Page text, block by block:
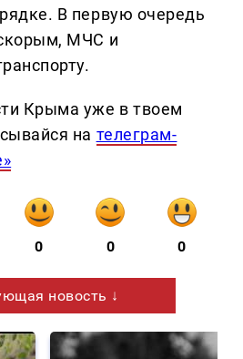
В первую очередь
МЧС и
Крыма уже в твоем
на телеграм-
0 0 0
новость ↓